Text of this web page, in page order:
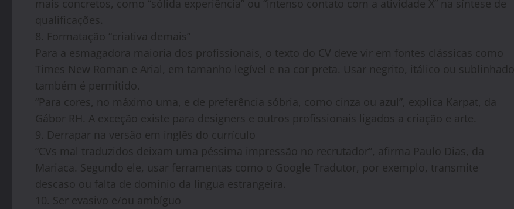
mais concretos, como “sólida experiência” ou “intenso contato com a atividade X” na síntese de
qualificações.
8. Formatação “criativa demais”
Para a esmagadora maioria dos profissionais, o texto do CV deve vir em fontes clássicas como
Times New Roman e Arial, em tamanho legível e na cor preta. Usar negrito, itálico ou sublinhado
também é permitido.
“Para cores, no máximo uma, e de preferência sóbria, como cinza ou azul”, explica Karpat, da
Gábor RH. A exceção existe para designers e outros profissionais ligados a criação e arte.
9. Derrapar na versão em inglês do currículo
“CVs mal traduzidos deixam uma péssima impressão no recrutador”, afirma Paulo Dias, da
Mariaca. Segundo ele, usar ferramentas como o Google Tradutor, por exemplo, transmite
descaso ou falta de domínio da língua estrangeira.
10. Ser evasivo e/ou ambíguo